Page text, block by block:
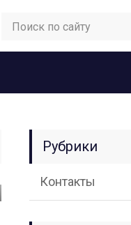
Рубрики
Контакты